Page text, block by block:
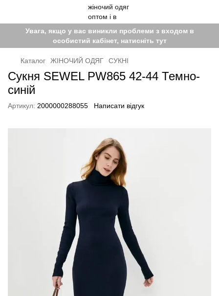
Увага, якщо у вас виникли проблеми з входом в
особистий кабінет, натисніть тут
Каталог ЖІНОЧИЙ ОДЯГ СУКНІ
Сукня SEWEL PW865 42-44 Темно-
синій
Артикул: 2000000288055 Написати відгук